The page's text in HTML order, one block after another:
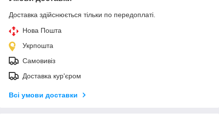
Доставка здійснюється тільки по передоплаті.
Нова Пошта
Укрпошта
Самовивіз
Доставка кур'єром
Всі умови доставки